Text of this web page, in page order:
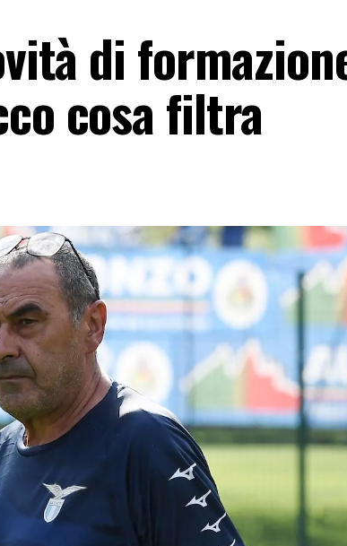
di
cosa filtra